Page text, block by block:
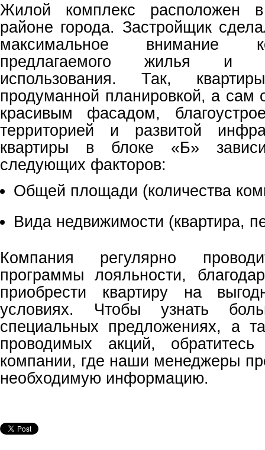
Жилой комплекс расположен в
районе города. Застройщик
максимальное внимание
предлагаемого жилья и
использования. Так,
продуманной планировкой, а сам
красивым фасадом,
территорией и развитой
квартиры в блоке «Б»
следующих факторов:
Общей площади (количества
Вида недвижимости (квартира,
Компания регулярно
программы лояльности,
приобрести квартиру на
условиях. Чтобы узнать
специальных предложениях, а
проводимых акций,
компании, где наши менеджеры
необходимую информацию.